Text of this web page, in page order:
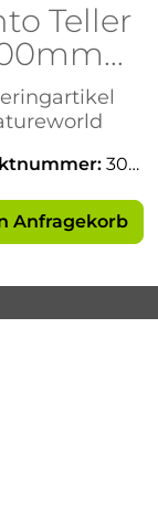
Teller
302
Anfragekorb